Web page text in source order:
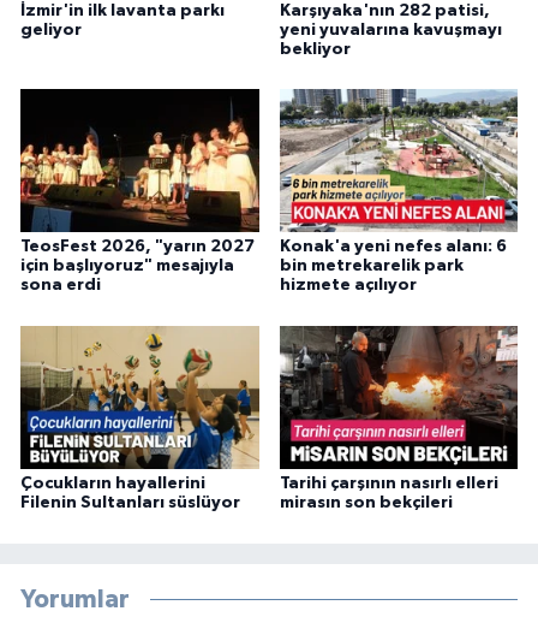
İzmir'in ilk lavanta parkı
geliyor
Karşıyaka'nın 282 patisi,
yeni yuvalarına kavuşmayı
bekliyor
TeosFest 2026, "yarın 2027
için başlıyoruz" mesajıyla
sona erdi
Konak'a yeni nefes alanı: 6
bin metrekarelik park
hizmete açılıyor
Çocukların hayallerini
Filenin Sultanları süslüyor
Tarihi çarşının nasırlı elleri
mirasın son bekçileri
Yorumlar